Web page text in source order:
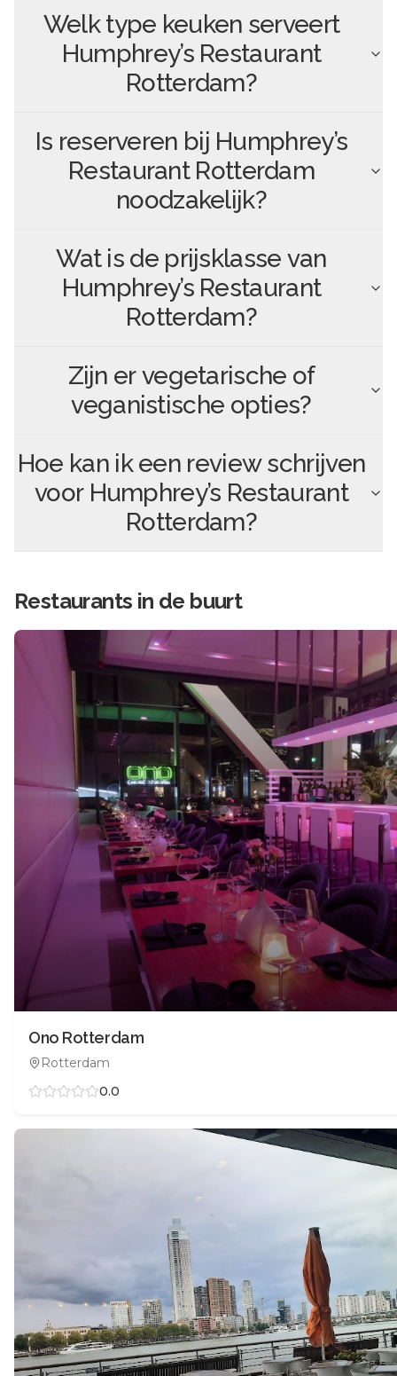
Welk type keuken serveert
Humphrey’s Restaurant
Rotterdam?
Is reserveren bij Humphrey’s
Restaurant Rotterdam
noodzakelijk?
Wat is de prijsklasse van
Humphrey’s Restaurant
Rotterdam?
Zijn er vegetarische of
veganistische opties?
Hoe kan ik een review schrijven
voor Humphrey’s Restaurant
Rotterdam?
Restaurants in de buurt
Ono Rotterdam
Rotterdam
0.0